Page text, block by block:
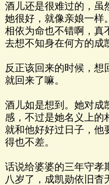
酒儿还是很难过的，虽
她很好，就像亲娘一样
相依为命也不错啊，真
去想不知身在何方的成
反正该回来的时候，想
就回来了嘛。
酒儿如是想到。她对成
感，不过是她名义上的
就和他好好过日子，他
得也不差。
话说给婆婆的三年守孝
八岁了，成凯勋依旧杳